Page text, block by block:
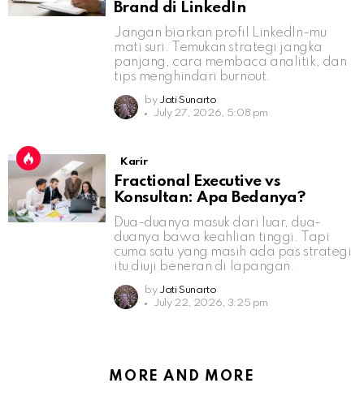
Brand di LinkedIn
Jangan biarkan profil LinkedIn-mu
mati suri. Temukan strategi jangka
panjang, cara membaca analitik, dan
tips menghindari burnout.
by Jati Sunarto
July 27, 2026, 5:08 pm
Karir
Fractional Executive vs
Konsultan: Apa Bedanya?
Dua-duanya masuk dari luar, dua-
duanya bawa keahlian tinggi. Tapi
cuma satu yang masih ada pas strategi
itu diuji beneran di lapangan.
by Jati Sunarto
July 22, 2026, 3:25 pm
MORE AND MORE